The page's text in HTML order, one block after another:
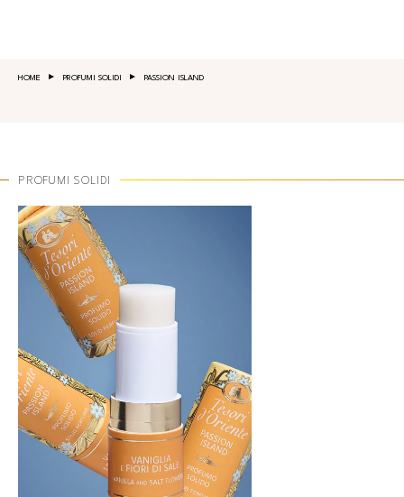
HOME PROFUMI SOLIDI PASSION ISLAND
PROFUMI SOLIDI